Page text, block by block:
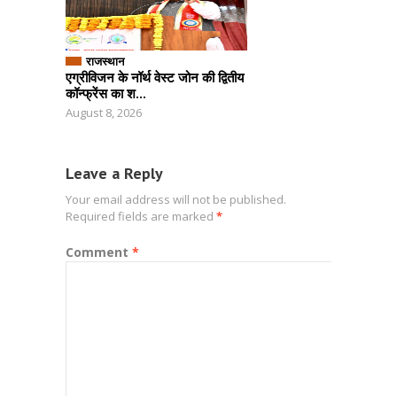
राजस्थान
एग्रीविजन के नॉर्थ वेस्ट जोन की द्वितीय
कॉन्फ्रेंस का श...
August 8, 2026
Leave a Reply
Your email address will not be published.
Required fields are marked *
Comment *